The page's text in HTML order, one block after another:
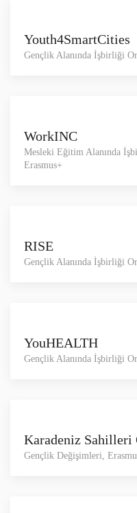
Youth4SmartCities
Gençlik Alanında İşbirliği
WorkINC
Mesleki Eğitim Alanında
Erasmus+
RISE
Gençlik Alanında İşbirliği
YouHEALTH
Gençlik Alanında İşbirliği
Karadeniz Sahilleri
Gençlik Değişimleri,